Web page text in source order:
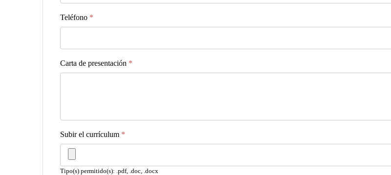
Teléfono *
Carta de presentación *
Subir el currículum *
Tipo(s) permitido(s): .pdf, .doc, .docx